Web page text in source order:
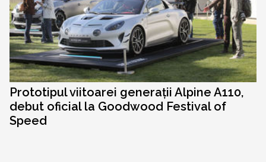
Prototipul viitoarei generații Alpine A110,
debut oficial la Goodwood Festival of
Speed